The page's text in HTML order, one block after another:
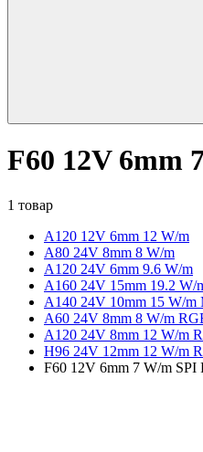
F60 12V 6mm
1 товар
A120 12V 6mm 12 W/m
А80 24V 8mm 8 W/m
A120 24V 6mm 9.6 W/m
A160 24V 15mm 19.2 W/
A140 24V 10mm 15 W/m
A60 24V 8mm 8 W/m
A120 24V 8mm 12 W/m
H96 24V 12mm 12 W/m
F60 12V 6mm 7 W/m SPI